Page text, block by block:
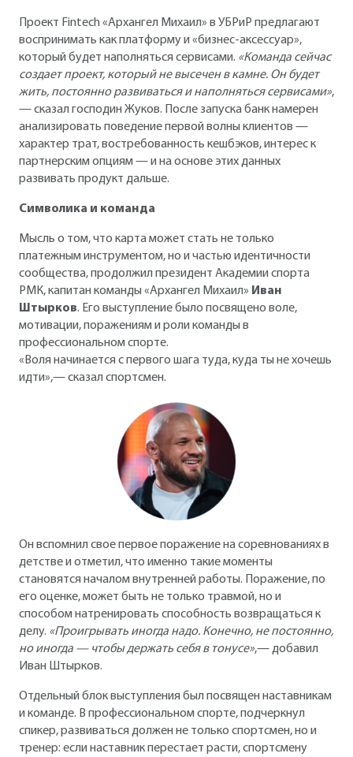
Проект Fintech «Архангел Михаил» в УБРиР предлагают
воспринимать как платформу и «бизнес-аксессуар»,
который будет наполняться сервисами. «Команда сейчас
создает проект, который не высечен в камне. Он будет
жить, постоянно развиваться и наполняться сервисами»,
— сказал господин Жуков. После запуска банк намерен
анализировать поведение первой волны клиентов —
характер трат, востребованность кешбэков, интерес к
партнерским опциям — и на основе этих данных
развивать продукт дальше.
Символика и команда
Мысль о том, что карта может стать не только
платежным инструментом, но и частью идентичности
сообщества, продолжил президент Академии спорта
РМК, капитан команды «Архангел Михаил» Иван
Штырков. Его выступление было посвящено воле,
мотивации, поражениям и роли команды в
профессиональном спорте.
«Воля начинается с первого шага туда, куда ты не хочешь
идти»,— сказал спортсмен.
Он вспомнил свое первое поражение на соревнованиях в
детстве и отметил, что именно такие моменты
становятся началом внутренней работы. Поражение, по
его оценке, может быть не только травмой, но и
способом натренировать способность возвращаться к
делу. «Проигрывать иногда надо. Конечно, не постоянно,
но иногда — чтобы держать себя в тонусе»,— добавил
Иван Штырков.
Отдельный блок выступления был посвящен наставникам
и команде. В профессиональном спорте, подчеркнул
спикер, развиваться должен не только спортсмен, но и
тренер: если наставник перестает расти, спортсмену